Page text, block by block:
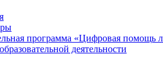
программа «Цифровая помощь
деятельности